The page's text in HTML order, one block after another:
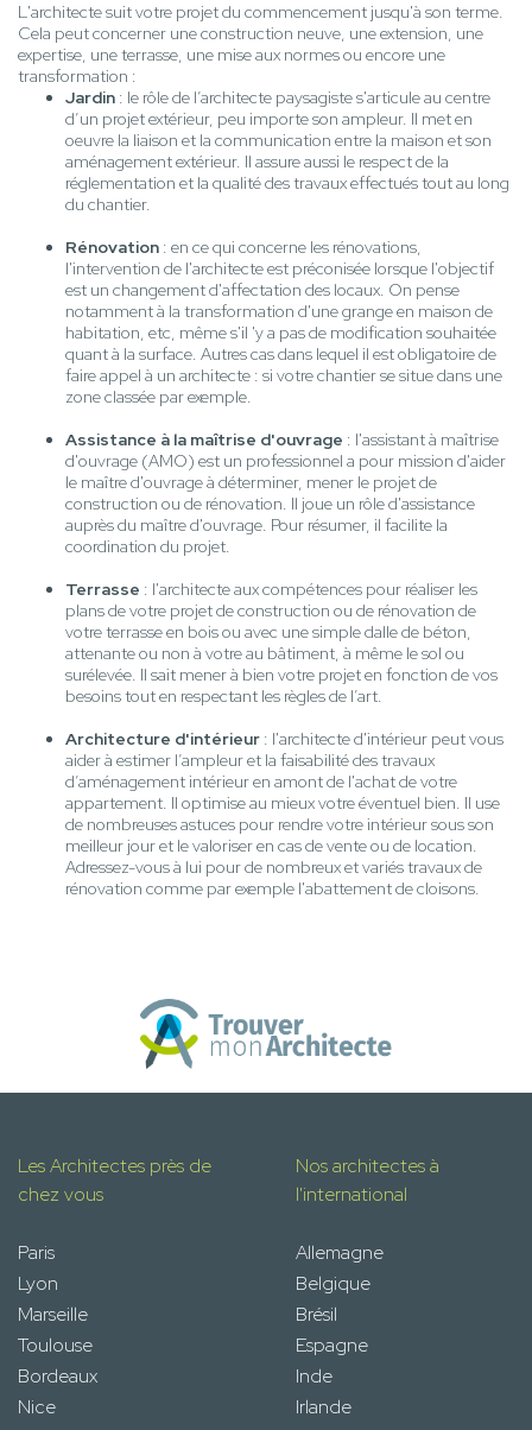
L'architecte suit votre projet du commencement jusqu'à son terme.
Cela peut concerner une construction neuve, une extension, une
expertise, une terrasse, une mise aux normes ou encore une
transformation :
Jardin : le rôle de l’architecte paysagiste s'articule au centre
d’un projet extérieur, peu importe son ampleur. Il met en
oeuvre la liaison et la communication entre la maison et son
aménagement extérieur. Il assure aussi le respect de la
réglementation et la qualité des travaux effectués tout au long
du chantier.
Rénovation : en ce qui concerne les rénovations,
l'intervention de l'architecte est préconisée lorsque l'objectif
est un changement d'affectation des locaux. On pense
notamment à la transformation d'une grange en maison de
habitation, etc, même s'il 'y a pas de modification souhaitée
quant à la surface. Autres cas dans lequel il est obligatoire de
faire appel à un architecte : si votre chantier se situe dans une
zone classée par exemple.
Assistance à la maîtrise d'ouvrage : l'assistant à maîtrise
d'ouvrage (AMO) est un professionnel a pour mission d'aider
le maître d'ouvrage à déterminer, mener le projet de
construction ou de rénovation. Il joue un rôle d'assistance
auprès du maître d'ouvrage. Pour résumer, il facilite la
coordination du projet.
Terrasse : l'architecte aux compétences pour réaliser les
plans de votre projet de construction ou de rénovation de
votre terrasse en bois ou avec une simple dalle de béton,
attenante ou non à votre au bâtiment, à même le sol ou
surélevée. Il sait mener à bien votre projet en fonction de vos
besoins tout en respectant les règles de l’art.
Architecture d'intérieur : l'architecte d'intérieur peut vous
aider à estimer l’ampleur et la faisabilité des travaux
d’aménagement intérieur en amont de l'achat de votre
appartement. Il optimise au mieux votre éventuel bien. Il use
de nombreuses astuces pour rendre votre intérieur sous son
meilleur jour et le valoriser en cas de vente ou de location.
Adressez-vous à lui pour de nombreux et variés travaux de
rénovation comme par exemple l'abattement de cloisons.
Les Architectes près de
chez vous
Paris
Lyon
Marseille
Toulouse
Bordeaux
Nice
Nos architectes à
l'international
Allemagne
Belgique
Brésil
Espagne
Inde
Irlande